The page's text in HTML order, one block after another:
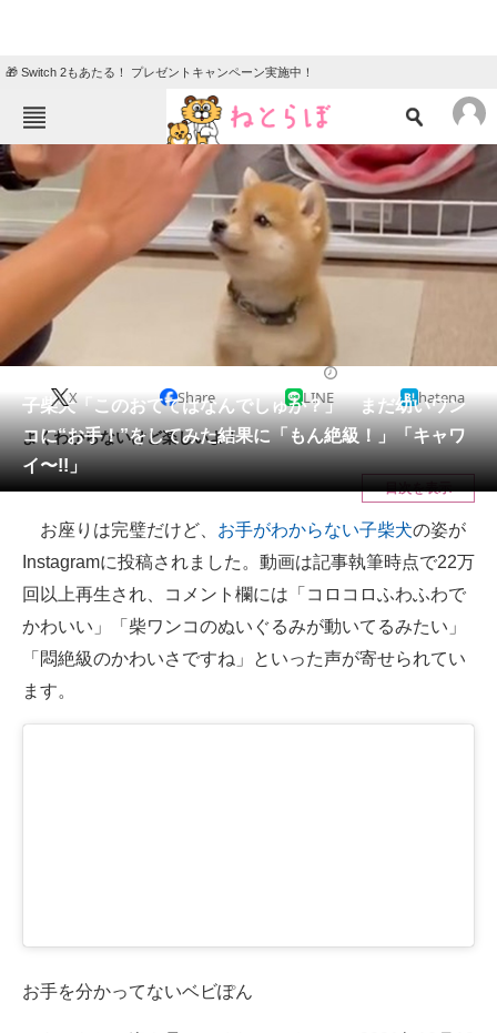
🎁 Switch 2もあたる！ プレゼントキャンペーン実施中！
ねとらぼメニュー
TOP ニュース
エンタメ クイズ
教育・育児
動物 リサーチ
会員記事
メディア
注目記事を集めた総合ページ
ITの今と未来を見通す
スマホと通信の最新トレンド
進化するPCとデバイスの未来
子柴犬「このおててはなんでしゅか？」 まだ幼いワン
コに“お手！”をしてみた結果に「もん絶級！」「キャワ
イ〜!!」
X Share LINE hatena
よくわからないけど楽しいよ！
目次を表示
お座りは完璧だけど、 お手がわからない子柴犬の姿が
Instagramに投稿されました。動画は記事執筆時点で22万
回以上再生され、コメント欄には「コロコロふわふわで
かわいい」「柴ワンコのぬいぐるみが動いてるみたい」
「悶絶級のかわいさですね」といった声が寄せられてい
ます。
お手を分かってないベビぽん